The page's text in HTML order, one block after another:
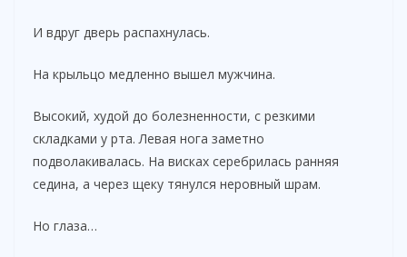
И вдруг дверь распахнулась.
На крыльцо медленно вышел мужчина.
Высокий, худой до болезненности, с резкими
складками у рта. Левая нога заметно
подволакивалась. На висках серебрилась ранняя
седина, а через щеку тянулся неровный шрам.
Но глаза…